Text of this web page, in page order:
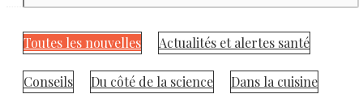
Toutes les nouvelles Actualités et alertes santé
Conseils Du côté de la science Dans la cuisine